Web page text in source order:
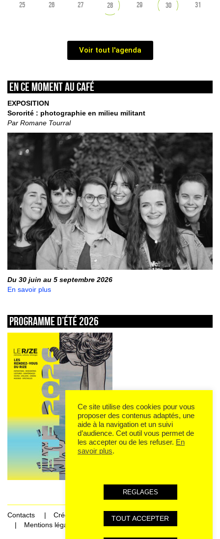
25 26 27 28 29 30 31
Voir tout l'agenda
En ce moment au café
EXPOSITION
Sororité : photographie en milieu militant
Par Romane Tourral
Du 30 juin au 5 septembre 2026
En savoir plus
Programme d’été 2026
Contacts
Crédits
Mentions légales et données personnelles
Ce site utilise des cookies pour vous
proposer des contenus adaptés, une
aide à la navigation et un suivi
d’audience. Cet outil vous permet de
les accepter ou de les refuser. En
savoir plus.
REGLAGES
TOUT ACCEPTER